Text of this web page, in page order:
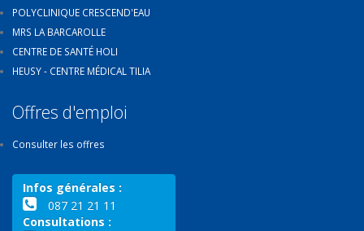
POLYCLINIQUE CRESCEND'EAU
MRS LA BARCAROLLE
CENTRE DE SANTÉ HOLI
HEUSY - CENTRE MÉDICAL TILIA
Offres d'emploi
Consulter les offres
Infos générales :
087 21 21 11
Consultations :